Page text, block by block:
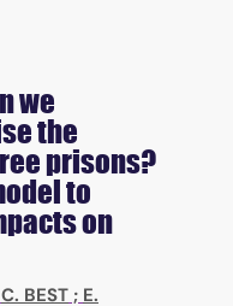
we
the
prisons?
to
on
C. BEST ; E.